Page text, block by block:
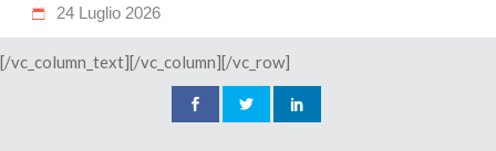
24 Luglio 2026
[/vc_column_text][/vc_column][/vc_row]